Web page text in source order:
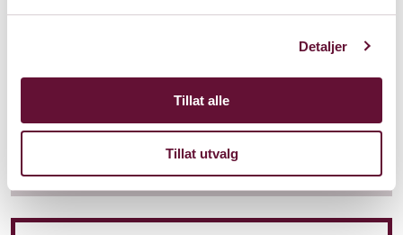
Detaljer
Tillat alle
Tillat utvalg
Lenker